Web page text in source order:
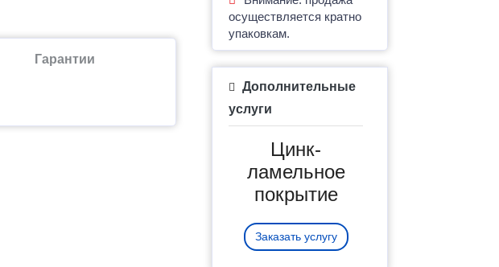
Гарантии
осуществляется кратно
упаковкам.
Дополнительные
услуги
Цинк-
ламельное
покрытие
Заказать услугу